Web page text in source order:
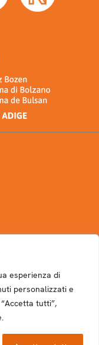
esperienza di
personalizzati e
tutti”,